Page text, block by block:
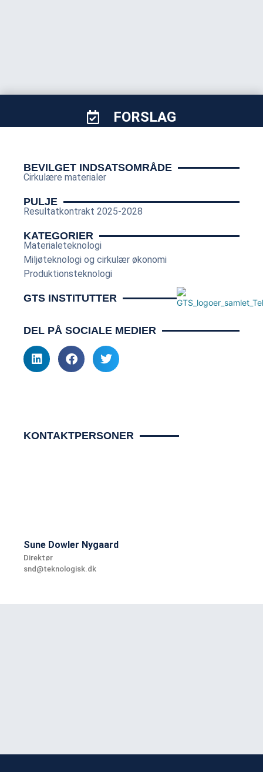
FORSLAG
BEVILGET INDSATSOMRÅDE
Cirkulære materialer
PULJE
Resultatkontrakt 2025-2028
KATEGORIER
Materialeteknologi
Miljøteknologi og cirkulær økonomi
Produktionsteknologi
GTS INSTITUTTER
DEL PÅ SOCIALE MEDIER
KONTAKTPERSONER
Sune Dowler Nygaard
Direktør
snd@teknologisk.dk